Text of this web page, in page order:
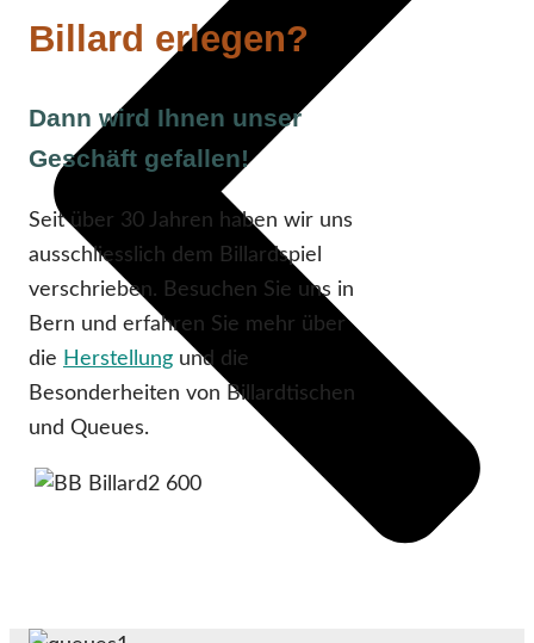
Billard erlegen?
Dann wird Ihnen unser
Geschäft gefallen!
Seit über 30 Jahren haben wir uns
ausschliesslich dem Billardspiel
verschrieben. Besuchen Sie uns in
Bern und erfahren Sie mehr über
die Herstellung und die
Besonderheiten von Billardtischen
und Queues.